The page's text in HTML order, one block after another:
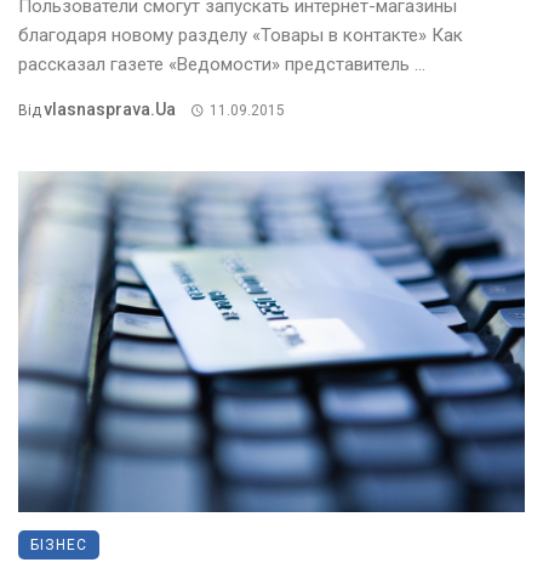
Пользователи смогут запускать интернет-магазины
благодаря новому разделу «Товары в контакте» Как
рассказал газете «Ведомости» представитель ...
ВідVlasnasprava.ua 11.09.2015
БІЗНЕС